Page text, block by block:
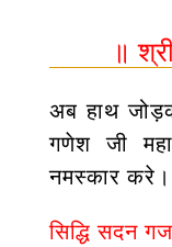
॥
अब हाथ
गणेश जी
नमस्कार करे।
सिद्धि सदन